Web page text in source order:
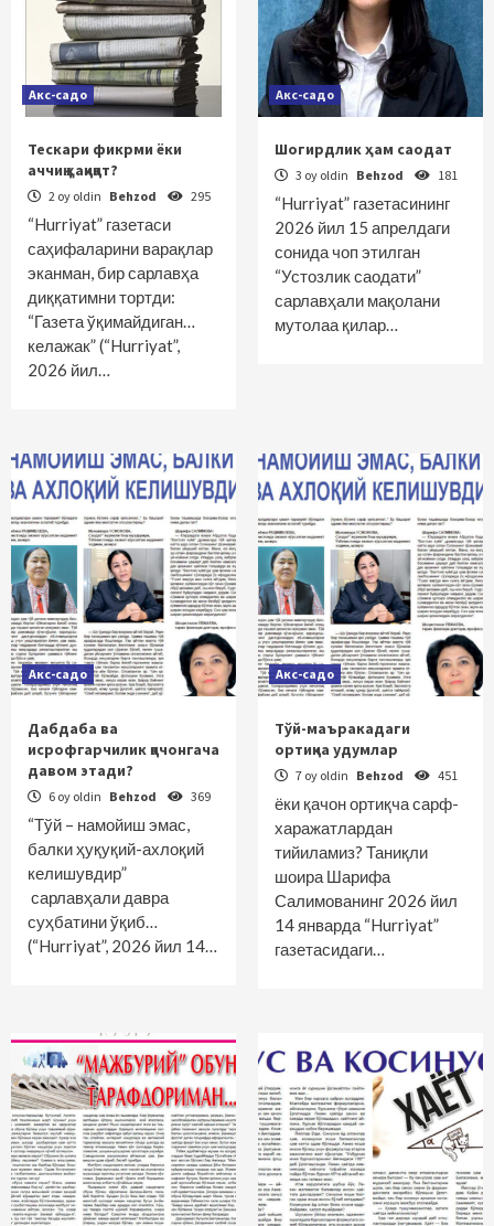
Акс-садо
Тескари фикрми ёки
аччиқ ҳақиқат?
2 oy oldin Behzod 295
“Hurriyat” газетаси
саҳифаларини варақлар
эканман, бир сарлавҳа
диққатимни тортди:
“Газета ўқимайдиган…
келажак” (“Hurriyat”,
2026 йил…
Акс-садо
Шогирдлик ҳам саодат
3 oy oldin Behzod 181
“Hurriyat” газетасининг
2026 йил 15 апрелдаги
сонида чоп этилган
“Устозлик саодати”
сарлавҳали мақолани
мутолаа қилар…
Акс-садо
Дабдаба ва
исрофгарчилик қачонгача
давом этади?
6 oy oldin Behzod 369
“Тўй – намойиш эмас,
балки ҳуқуқий-ахлоқий
келишувдир”
сарлавҳали давра
суҳбатини ўқиб…
(“Hurriyat”, 2026 йил 14…
Акс-садо
Тўй-маъракадаги
ортиқча удумлар
7 oy oldin Behzod 451
ёки қачон ортиқча сарф-
харажатлардан
тийиламиз? Таниқли
шоира Шарифа
Салимованинг 2026 йил
14 январда “Hurriyat”
газетасидаги…